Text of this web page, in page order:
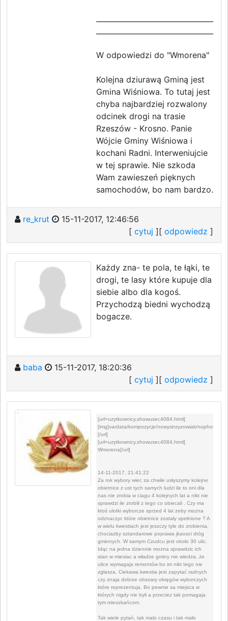
W odpowiedzi do "Wmorena"
Kolejna dziurawą Gminą jest
Gmina Wiśniowa. To tutaj jest
chyba najbardziej rozwalony
odcinek drogi na trasie
Rzeszów - Krosno. Panie
Wójcie Gminy Wiśniowa i
kochani Radni. Interweniujcie
w tej sprawie. Nie szkoda
Wam zawieszeń pięknych
samochodów, bo nam bardzo.
re_krut
15-11-2017, 12:46:56
[ cytuj ][ odpowiedz ]
Każdy zna- te pola, te łąki, te
drogi, te lasy które kupuje dla
siebie albo dla kogoś.
Przychodzą biedni wychodzą
bogacze.
baba
15-11-2017, 18:20:36
[ cytuj ][ odpowiedz ]
[url=uzytkownicy,showuser,4084.html]
[img]vardata/kompozycje/nowystrzyzowiak/
[/url]
[url=uzytkownicy,showuser,4084.html]
Wmorena[/url]
14-11-2017, 21:41:22
Za rok wybory wiec za chwile usłyszymy kolejne
obietnice z ust tych samych ludzi ile to oni dla
nas nie zrobia w ciagu 4 kolejnych lat a nikt nie
sprawdzi ile zrobili z tego co obiecali . Czy ma
ktoś ulotki wyborcze sprzed 4 lat zeby mozna
odznaczyc które obietnice zostały spełnione ? A
w wielu kwestiach jest jeszczy tyle do zrobienia,
chociazby sztandarowe poprawa jkaosci dróg
gminnych. W samym Czudcu jest około 30 ulic.
Idąc na jedna dziennie mozna sprawdzic ich
stan w miesiac a władze gminy nie wiedza, że
ulice wymagaja remontów bo im nikt tego nie
zgłasza. Ciekawa kwestia jest zapytać radnych
czy znaja dobrze obszary okręgów wyborczych
które reprezentuja. Bo pewnie sa miejsca w
których nigdy nie byli a przeciez tak pomagaja
tym mieszkańcom.
Tak wiele pytań, tak malo czasu i tak mało